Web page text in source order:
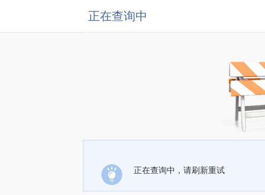
正在查询中
正在查询中，请刷新重试